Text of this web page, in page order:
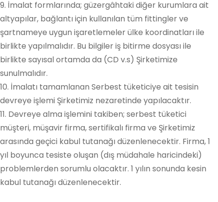
9. İmalat formlarında; güzergâhtaki diğer kurumlara ait
altyapılar, bağlantı için kullanılan tüm fittingler ve
şartnameye uygun işaretlemeler ülke koordinatları ile
birlikte yapılmalıdır. Bu bilgiler iş bitirme dosyası ile
birlikte sayısal ortamda da (CD v.s) Şirketimize
sunulmalıdır.
10. İmalatı tamamlanan Serbest tüketiciye ait tesisin
devreye işlemi Şirketimiz nezaretinde yapılacaktır.
11. Devreye alma işlemini takiben; serbest tüketici
müşteri, müşavir firma, sertifikalı firma ve Şirketimiz
arasında geçici kabul tutanağı düzenlenecektir. Firma, 1
yıl boyunca tesiste oluşan (dış müdahale haricindeki)
problemlerden sorumlu olacaktır. 1 yılın sonunda kesin
kabul tutanağı düzenlenecektir.